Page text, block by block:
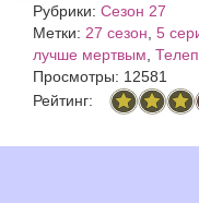
Рубрики: Сезон 27
Метки: 27 сезон 5
лучше мертвым
Просмотры: 12581
Рейтинг: